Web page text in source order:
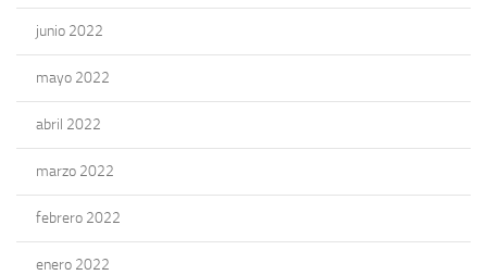
junio 2022
mayo 2022
abril 2022
marzo 2022
febrero 2022
enero 2022